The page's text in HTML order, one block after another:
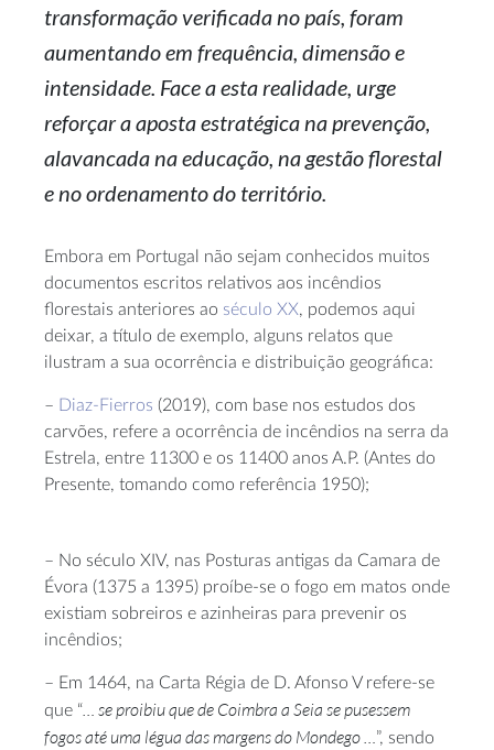
transformação verificada no país, foram
aumentando em frequência, dimensão e
intensidade. Face a esta realidade, urge
reforçar a aposta estratégica na prevenção,
alavancada na educação, na gestão florestal
e no ordenamento do território.
Embora em Portugal não sejam conhecidos muitos
documentos escritos relativos aos incêndios
florestais anteriores ao século XX, podemos aqui
deixar, a título de exemplo, alguns relatos que
ilustram a sua ocorrência e distribuição geográfica:
– Diaz-Fierros (2019), com base nos estudos dos
carvões, refere a ocorrência de incêndios na serra da
Estrela, entre 11300 e os 11400 anos A.P. (Antes do
Presente, tomando como referência 1950);
– No século XIV, nas Posturas antigas da Camara de
Évora (1375 a 1395) proíbe-se o fogo em matos onde
existiam sobreiros e azinheiras para prevenir os
incêndios;
– Em 1464, na Carta Régia de D. Afonso V refere-se
que “… se proibiu que de Coimbra a Seia se pusessem
fogos até uma légua das margens do Mondego …”, sendo